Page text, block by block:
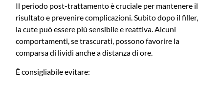
Il periodo post-trattamento è cruciale per mantenere il
risultato e prevenire complicazioni. Subito dopo il filler,
la cute può essere più sensibile e reattiva. Alcuni
comportamenti, se trascurati, possono favorire la
comparsa di lividi anche a distanza di ore.
È consigliabile evitare: